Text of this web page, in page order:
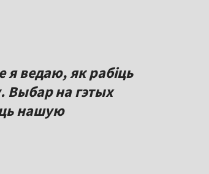
я ведаю, як рабіць
Выбар на гэтых
нашую